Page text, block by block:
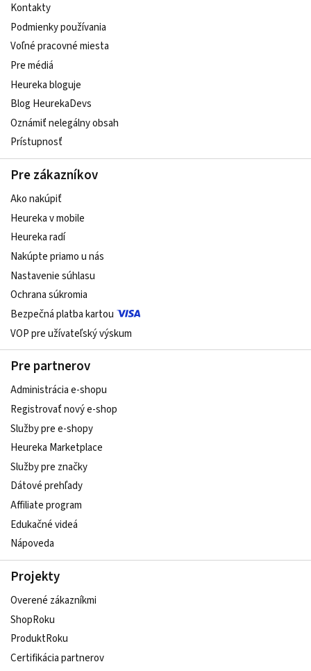
Kontakty
Podmienky používania
Voľné pracovné miesta
Pre médiá
Heureka bloguje
Blog HeurekaDevs
Oznámiť nelegálny obsah
Prístupnosť
Pre zákazníkov
Ako nakúpiť
Heureka v mobile
Heureka radí
Nakúpte priamo u nás
Nastavenie súhlasu
Ochrana súkromia
Bezpečná platba kartou
VOP pre užívateľský výskum
Pre partnerov
Administrácia e-shopu
Registrovať nový e-shop
Služby pre e‑shopy
Heureka Marketplace
Služby pre značky
Dátové prehľady
Affiliate program
Edukačné videá
Nápoveda
Projekty
Overené zákazníkmi
ShopRoku
ProduktRoku
Certifikácia partnerov